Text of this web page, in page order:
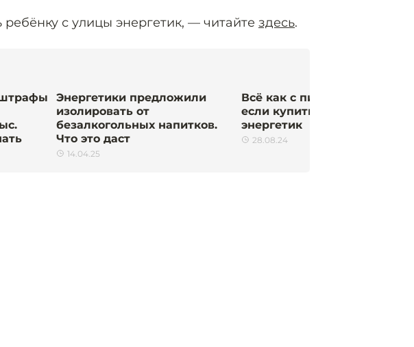
ребёнку с улицы энергетик, — читайте здесь.
Энергетики предложили
изолировать от
безалкогольных напитков.
Что это даст
14.04.25
Всё как с пивом? Что будет,
если купить ребёнку с улицы
энергетик
28.08.24